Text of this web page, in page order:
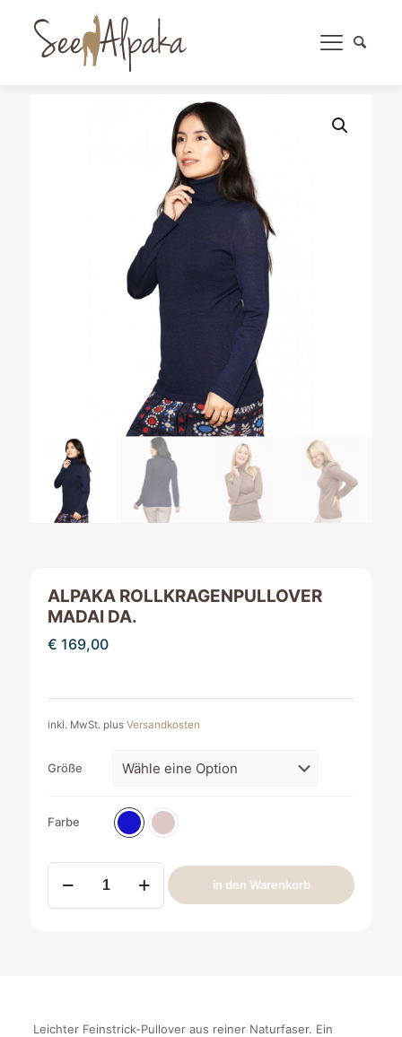
ALPAKA ROLLKRAGENPULLOVER
MADAI DA.
€ 169,00
inkl. MwSt. plus Versandkosten
Größe
Farbe
Alpaka
Rollkragenpullover
Madai
in den Warenkorb
Leichter Feinstrick-Pullover aus reiner Naturfaser. Ein